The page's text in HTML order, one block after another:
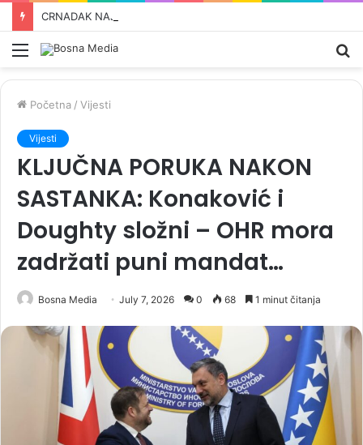
Meni
Početna / Vijesti
Vijesti
KLJUČNA PORUKA NAKON
SASTANKA: Konaković i
Doughty složni – OHR mora
zadržati puni mandat…
Bosna Media July 7, 2026 0 68 1 minut čitanja